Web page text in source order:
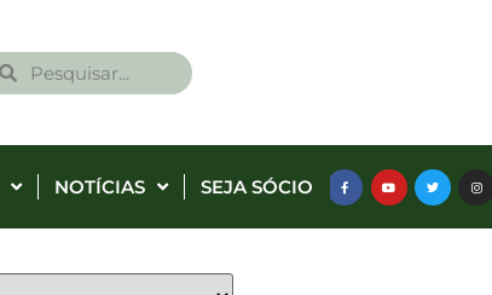
NOTÍCIAS SEJA SÓCIO